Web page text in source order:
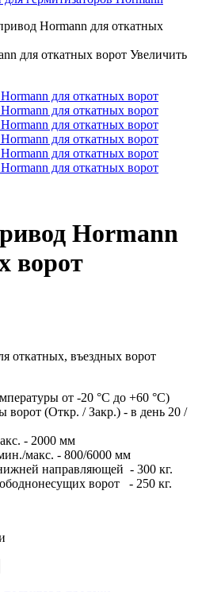
Hormann для откатных
Увеличить
Hormann
ворот
откатных, въездных ворот
от -20 °C до +60 °C)
ворот (Откр. / Закр.) - в день 20 /
- 2000 мм
макс. - 800/6000 мм
направляющей - 300 кг.
ворот - 250 кг.